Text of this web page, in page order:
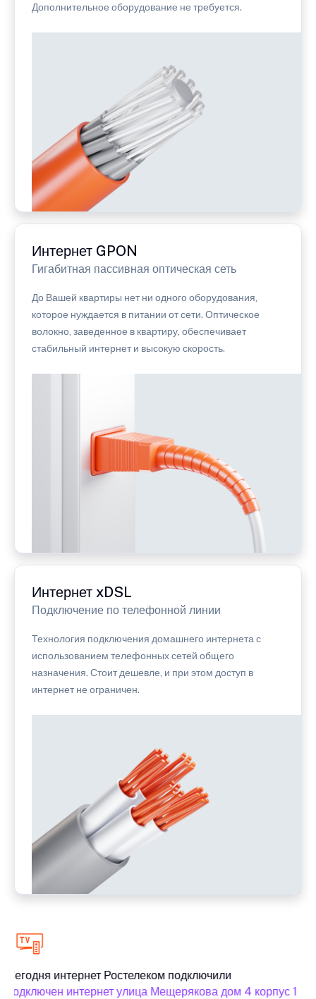
Дополнительное оборудование не требуется.
Интернет GPON
Гигабитная пассивная оптическая сеть
До Вашей квартиры нет ни одного оборудования,
которое нуждается в питании от сети. Оптическое
волокно, заведенное в квартиру, обеспечивает
стабильный интернет и высокую скорость.
Интернет xDSL
Подключение по телефонной линии
Технология подключения домашнего интернета с
использованием телефонных сетей общего
назначения. Стоит дешевле, и при этом доступ в
интернет не ограничен.
Сегодня интернет Ростелеком подключили
подключен интернет улица Мещерякова дом 4 корпус 1